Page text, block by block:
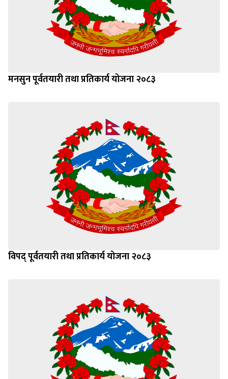
मनसुन पूर्वतयारी तथा प्रतिकार्य योजना २०८३
विपद् पूर्वतयारी तथा प्रतिकार्य योजना २०८३